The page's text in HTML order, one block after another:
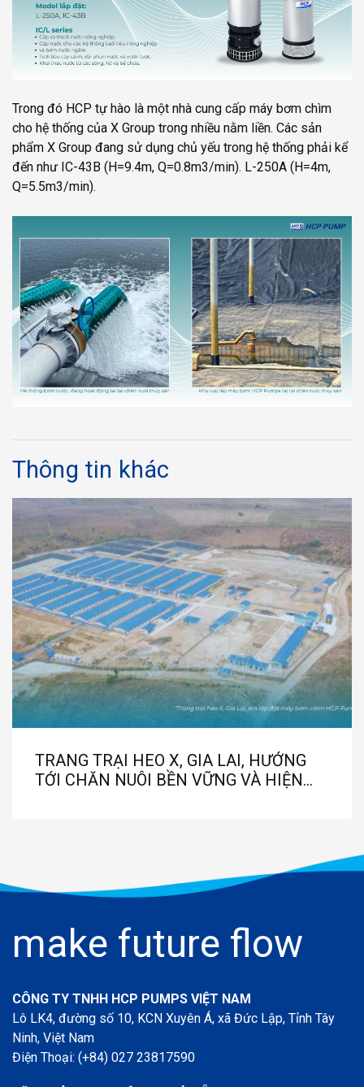
Trong đó HCP tự hào là một nhà cung cấp máy bơm chìm
cho hệ thống của X Group trong nhiều nằm liền. Các sản
phẩm X Group đang sử dụng chủ yếu trong hệ thống phải kể
đến như IC-43B (H=9.4m, Q=0.8m3/min). L-250A (H=4m,
Q=5.5m3/min).
Thông tin khác
TRANG TRẠI HEO X, GIA LAI, HƯỚNG
TỚI CHĂN NUÔI BỀN VỮNG VÀ HIỆN
make future flow
CÔNG TY TNHH HCP PUMPS VIỆT NAM
Lô LK4, đường số 10, KCN Xuyên Á, xã Đức Lập, Tỉnh Tây
Ninh, Việt Nam
Điện Thoại: (+84) 027 23817590